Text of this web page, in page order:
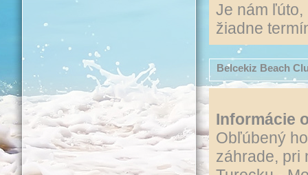
Je nám ľúto,
žiadne
Belcekiz Beach
Informácie
Obľúbený
záhrade, pri